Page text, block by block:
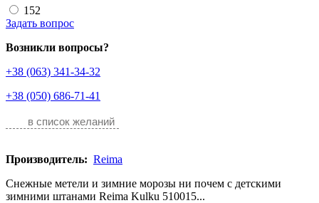
152
Задать вопрос
Возникли вопросы?
+38 (063) 341-34-32
+38 (050) 686-71-41
в список желаний
Производитель: Reima
Снежные метели и зимние морозы ни почем с детскими
зимними штанами Reima Kulku 510015...